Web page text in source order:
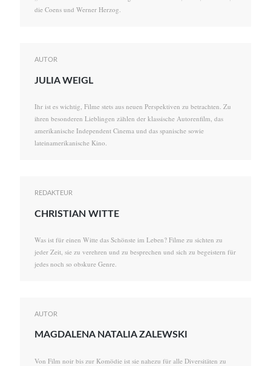
die Coens und Werner Herzog.
AUTOR
JULIA WEIGL
Ihr ist es wichtig, Filme stets aus neuen Perspektiven zu betrachten. Zu
ihren besonderen Lieblingen zählen der klassische Autorenfilm, das
amerikanische Independent Cinema und das spanische sowie
lateinamerikanische Kino.
REDAKTEUR
CHRISTIAN WITTE
Was ist für einen Witte das Schönste im Leben? Filme zu sichten zu
jeder Zeit, sie zu verehren und zu besprechen und sich zu begeistern für
jedes noch so obskure Genre.
AUTOR
MAGDALENA NATALIA ZALEWSKI
Von Film noir bis zur Komödie ist sie nahezu für alle Diversitäten zu